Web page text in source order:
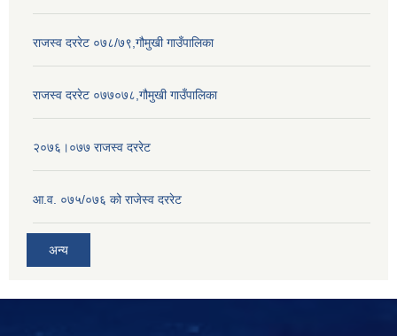
राजस्व दररेट ०७८/७९,गौमुखी गाउँपालिका
राजस्व दररेट ०७७०७८,गौमुखी गाउँपालिका
२०७६।०७७ राजस्व दररेट
आ.व. ०७५/०७६ को राजेस्व दररेट
अन्य